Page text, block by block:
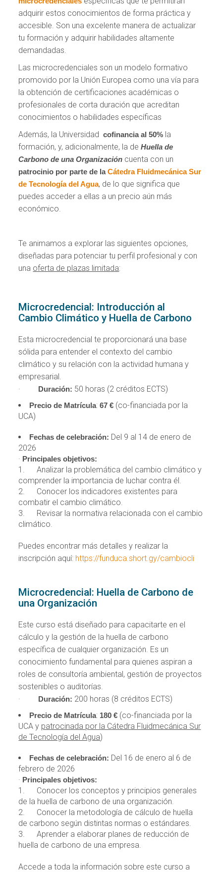
adquirir estos conocimientos de forma práctica y
accesible. Son una excelente manera de actualizar
tu formación y adquirir habilidades altamente
demandadas.
Las microcredenciales son un modelo formativo
promovido por la Unión Europea como una vía para
la obtención de certificaciones académicas o
profesionales de corta duración que acreditan
conocimientos o habilidades específicas
Además, la Universidadcofinancia al 50% la
formación, y, adicionalmente, la deHuella de
Carbono de una Organización cuenta con un
patrocinio por parte de laCátedra Fluidmecánica Sur
de Tecnología del Agua, de lo que significa que
puedes acceder a ellas a un precio aún más
económico.
Te animamos a explorar las siguientes opciones,
diseñadas para potenciar tu perfil profesional y con
una oferta de plazas limitada:
Microcredencial: Introducción al
Cambio Climático y Huella de Carbono
Esta microcredencial te proporcionará una base
sólida para entender el contexto del cambio
climático y su relación con la actividad humana y
empresarial.
· Duración: 50 horas (2 créditos ECTS)
Precio de Matrícula:67 € (co-financiada por la
UCA)
Fechas de celebración: Del 9 al 14 de enero de
2026
· Principales objetivos:
1. Analizar la problemática del cambio climático y
comprender la importancia de luchar contra él.
2. Conocer los indicadores existentes para
combatir el cambio climático.
3. Revisar la normativa relacionada con el cambio
climático.
Puedes encontrar más detalles y realizar la
inscripción aquí: https://funduca.short.gy/cambiocli
Microcredencial: Huella de Carbono de
una Organización
Este curso está diseñado para capacitarte en el
cálculo y la gestión de la huella de carbono
específica de cualquier organización. Es un
conocimiento fundamental para quienes aspiran a
roles de consultoría ambiental, gestión de proyectos
sostenibles o auditorías.
· Duración: 200 horas (8 créditos ECTS)
Precio de Matrícula: 180 € (co-financiada por la
UCA y patrocinada por la Cátedra Fluidmecánica Sur
de Tecnología del Agua)
Fechas de celebración: Del 16 de enero al 6 de
febrero de 2026
· Principales objetivos:
1. Conocer los conceptos y principios generales
de la huella de carbono de una organización.
2. Conocer la metodología de cálculo de huella
de carbono según distintas normas o estándares.
3. Aprender a elaborar planes de reducción de
huella de carbono de una empresa.
Accede a toda la información sobre este curso a